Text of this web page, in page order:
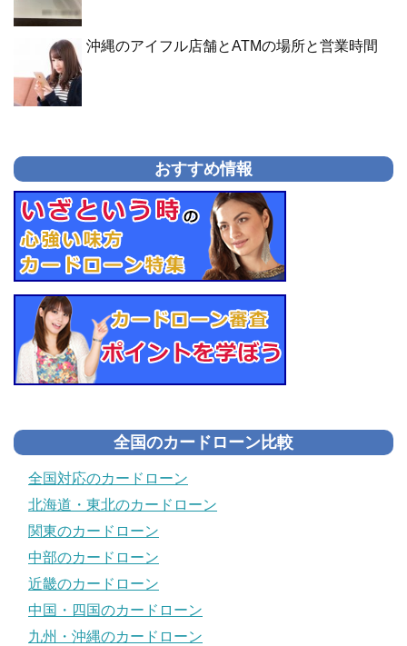
沖縄のアイフル店舗とATMの場所と営業時間
おすすめ情報
全国のカードローン比較
全国対応のカードローン
北海道・東北のカードローン
関東のカードローン
中部のカードローン
近畿のカードローン
中国・四国のカードローン
九州・沖縄のカードローン